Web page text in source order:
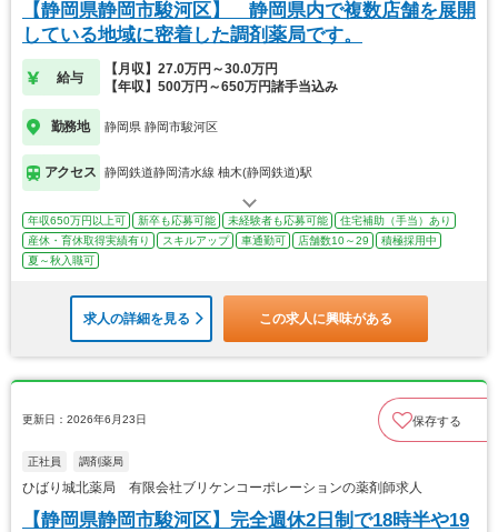
【静岡県静岡市駿河区】 静岡県内で複数店舗を展開
している地域に密着した調剤薬局です。
給与
【月収】27.0万円～30.0万円
【年収】500万円～650万円諸手当込み
勤務地 静岡県 静岡市駿河区
アクセス 静岡鉄道静岡清水線 柚木(静岡鉄道)駅
年収650万円以上可 新卒も応募可能 未経験者も応募可能
住宅補助（手当）あり
産休・育休取得実績有り
スキルアップ 車通勤可 店舗数10～29
積極採用中
夏～秋入職可
求人の詳細を見る この求人に興味がある
更新日：2026年6月23日 保存する
正社員 調剤薬局
ひばり城北薬局 有限会社ブリケンコーポレーションの薬剤師求人
【静岡県静岡市駿河区】完全週休2日制で18時半や19